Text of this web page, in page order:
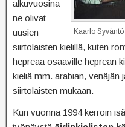
Kaarlo
alkuvuosina
ne olivat
uusien
siirtolaisten kielillä, kuten
hepreaa osaaville heprean
kieliä mm. arabian, venäjän
siirtolaisten mukaan.
Kun vuonna 1994 kerroin